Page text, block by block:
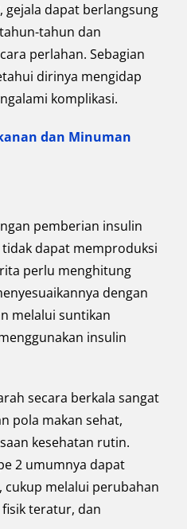
gejala dapat berlangsung
tahun dan
perlahan. Sebagian
dirinya mengidap
komplikasi.
dan Minuman
pemberian insulin
dapat memproduksi
perlu menghitung
dengan
melalui suntikan
insulin
secara berkala sangat
pola makan sehat,
kesehatan rutin.
2 umumnya dapat
melalui perubahan
teratur, dan